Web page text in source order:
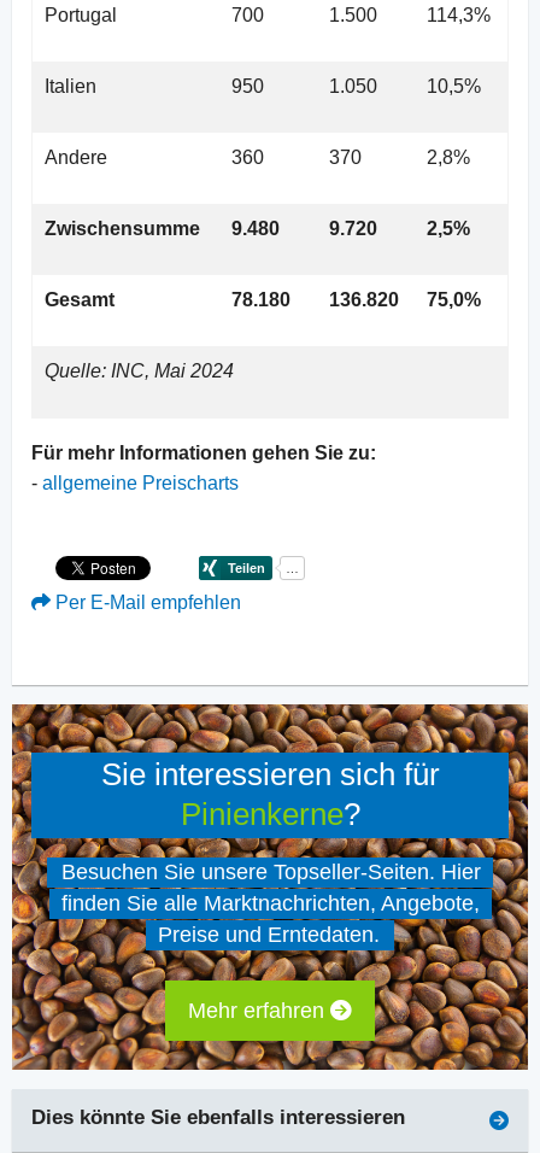
Portugal 700 1.500 114,3%
Italien 950 1.050 10,5%
Andere 360 370 2,8%
Zwischensumme 9.480 9.720 2,5%
Gesamt 78.180 136.820 75,0%
Quelle: INC, Mai 2024
Für mehr Informationen gehen Sie zu:
- allgemeine Preischarts
Per E-Mail empfehlen
Sie interessieren sich für
Pinienkerne?
Besuchen Sie unsere Topseller-Seiten. Hier
finden Sie alle Marktnachrichten, Angebote,
Preise und Erntedaten.
Mehr erfahren
Dies könnte Sie ebenfalls interessieren